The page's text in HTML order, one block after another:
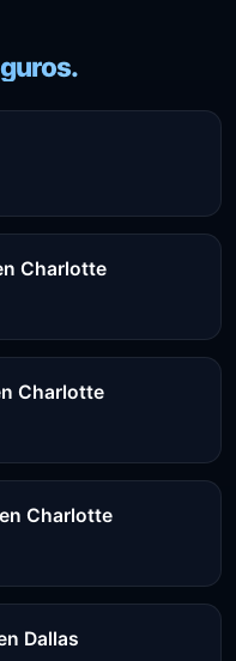
Charlotte
Charlotte
Charlotte
Dallas